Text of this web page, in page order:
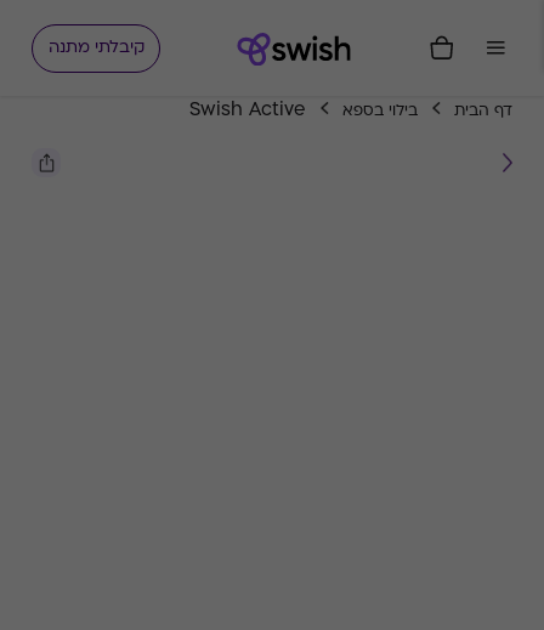
קיבלתי מתנה
דף הבית בילוי בספא Swish Active